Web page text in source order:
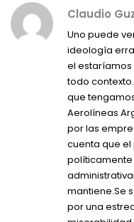
Claudio
Uno puede
ideología
el
todo
que
Aerolíneas
por las
cuenta que
políticamente
mantiene.Se
por una